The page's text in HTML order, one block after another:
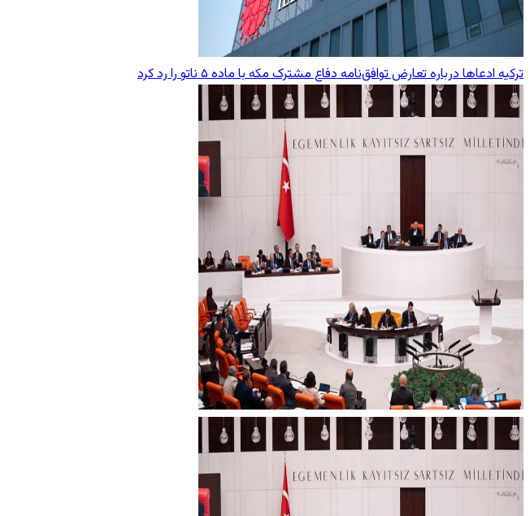
ترکیه ادعاها درباره تعارض توافق‌نامه دفاع مشترک مکه با ماده ۵ ناتو را رد کرد